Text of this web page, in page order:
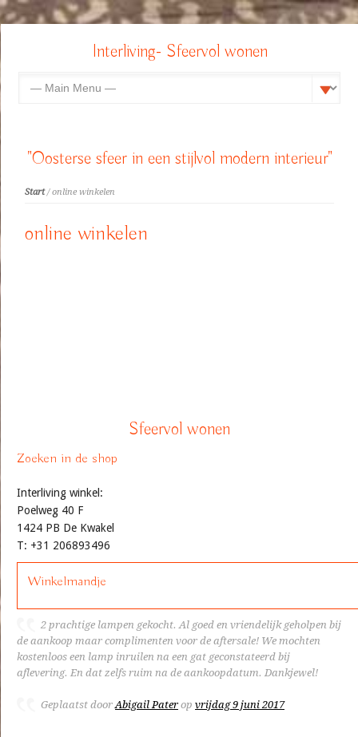
Interliving- Sfeervol wonen
"Oosterse sfeer in een stijlvol modern interieur"
Start/ online winkelen
online winkelen
Sfeervol wonen
Zoeken in de shop
Interliving winkel:
Poelweg 40 F
1424 PB De Kwakel
T: +31 206893496
Winkelmandje
2 prachtige lampen gekocht. Al goed en vriendelijk geholpen bij
de aankoop maar complimenten voor de aftersale! We mochten
kostenloos een lamp inruilen na een gat geconstateerd bij
aflevering. En dat zelfs ruim na de aankoopdatum. Dankjewel!
Geplaatst doorAbigail Pater op vrijdag 9 juni 2017